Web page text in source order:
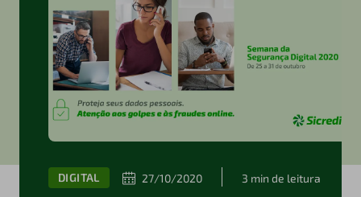
DIGITAL 27/10/2020 3 min de leitura